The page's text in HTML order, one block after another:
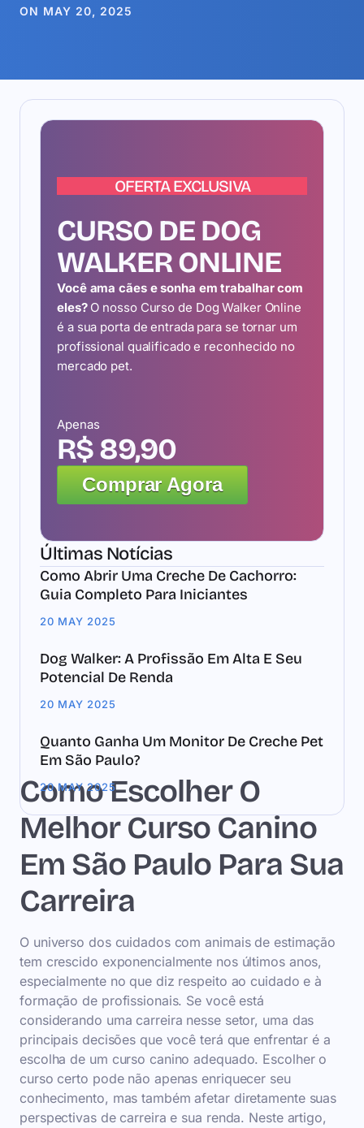
ON MAY 20, 2025
Como Escolher O
Melhor Curso Canino
Em São Paulo Para Sua
Carreira
O universo dos cuidados com animais de estimação
tem crescido exponencialmente nos últimos anos,
especialmente no que diz respeito ao cuidado e à
formação de profissionais. Se você está
considerando uma carreira nesse setor, uma das
principais decisões que você terá que enfrentar é a
escolha de um curso canino adequado. Escolher o
curso certo pode não apenas enriquecer seu
conhecimento, mas também afetar diretamente suas
perspectivas de carreira e sua renda. Neste artigo,
OFERTA EXCLUSIVA
CURSO DE DOG
WALKER ONLINE
Você ama cães e sonha em trabalhar com
eles?O nosso Curso de Dog Walker Online
é a sua porta de entrada para se tornar um
profissional qualificado e reconhecido no
mercado pet.
Apenas
R$ 89,90
Comprar Agora
Últimas Notícias
Como Abrir Uma Creche De Cachorro:
Guia Completo Para Iniciantes
20 MAY 2025
Dog Walker: A Profissão Em Alta E Seu
Potencial De Renda
20 MAY 2025
Quanto Ganha Um Monitor De Creche Pet
Em São Paulo?
20 MAY 2025